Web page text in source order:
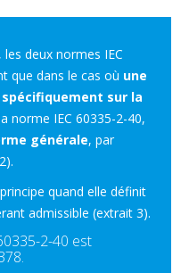
les deux normes IEC
que dans le cas où une
sur la
norme IEC 60335-2-40,​
générale, par
quand elle définit
admissible (extrait 3).
2-40 est